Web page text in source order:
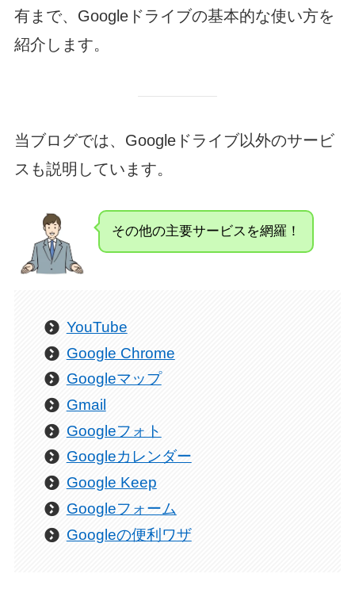
有まで、Googleドライブの基本的な使い方を
紹介します。
当ブログでは、Googleドライブ以外のサービ
スも説明しています。
その他の主要サービスを網羅！
YouTube
Google Chrome
Googleマップ
Gmail
Googleフォト
Googleカレンダー
Google Keep
Googleフォーム
Googleの便利ワザ